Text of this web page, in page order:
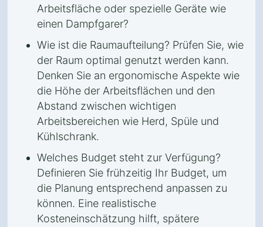
Arbeitsfläche oder spezielle Geräte wie
einen Dampfgarer?
Wie ist die Raumaufteilung? Prüfen Sie, wie
der Raum optimal genutzt werden kann.
Denken Sie an ergonomische Aspekte wie
die Höhe der Arbeitsflächen und den
Abstand zwischen wichtigen
Arbeitsbereichen wie Herd, Spüle und
Kühlschrank.
Welches Budget steht zur Verfügung?
Definieren Sie frühzeitig Ihr Budget, um
die Planung entsprechend anpassen zu
können. Eine realistische
Kosteneinschätzung hilft, spätere